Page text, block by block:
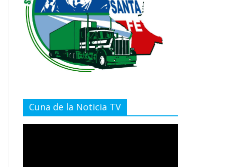
Cuna de la Noticia TV